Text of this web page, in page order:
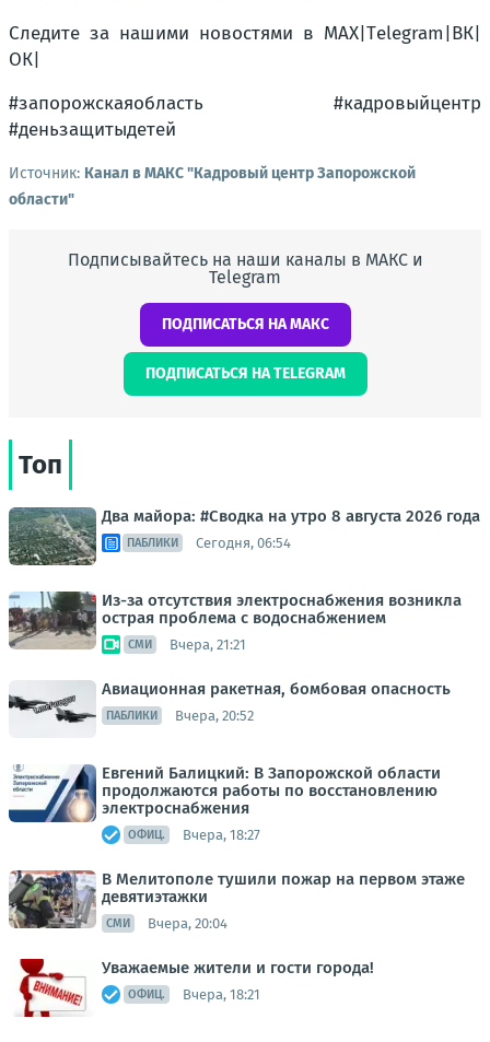
Следите за нашими новостями в MAX|Тelegram|ВК|
ОК|
#запорожскаяобласть #кадровыйцентр
#деньзащитыдетей
Источник: Канал в МАКС "Кадровый центр Запорожской
области"
Подписывайтесь на наши каналы в МАКС и
Telegram
ПОДПИСАТЬСЯ НА МАКС
ПОДПИСАТЬСЯ НА TELEGRAM
Топ
Два майора: #Сводка на утро 8 августа 2026 года
ПАБЛИКИ Сегодня, 06:54
Из-за отсутствия электроснабжения возникла
острая проблема с водоснабжением
СМИ Вчера, 21:21
Авиационная ракетная, бомбовая опасность
ПАБЛИКИ Вчера, 20:52
Евгений Балицкий: В Запорожской области
продолжаются работы по восстановлению
электроснабжения
ОФИЦ. Вчера, 18:27
В Мелитополе тушили пожар на первом этаже
девятиэтажки
СМИ Вчера, 20:04
Уважаемые жители и гости города!
ОФИЦ. Вчера, 18:21